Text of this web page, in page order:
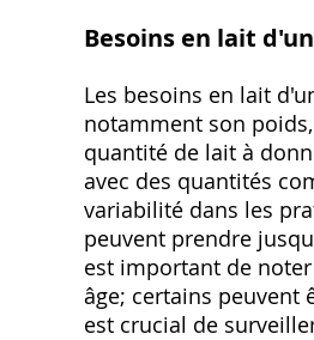
Besoins en lait
Les besoins en lait
notamment son
quantité de lait à
avec des quantités
variabilité dans les
peuvent prendre
est important de
âge; certains peuvent
est crucial de